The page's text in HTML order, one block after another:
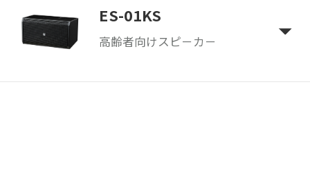
ES-01KS
高齢者向けスピ－カ－